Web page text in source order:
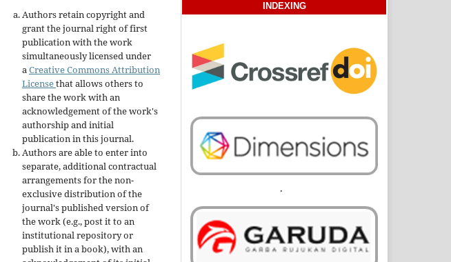
Authors retain copyright and
grant the journal right of first
publication with the work
simultaneously licensed under
aCreative Commons Attribution
Licensethat allows others to
share the work with an
acknowledgement of the work's
authorship and initial
publication in this journal.
Authors are able to enter into
separate, additional contractual
arrangements for the non-
exclusive distribution of the
journal's published version of
the work (e.g., post it to an
institutional repository or
publish it in a book), with an
INDEXING
.